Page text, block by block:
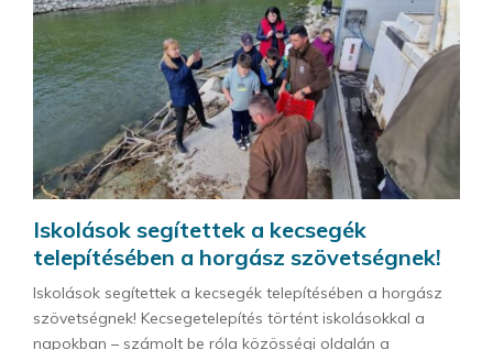
Iskolások segítettek a kecsegék
telepítésében a horgász szövetségnek!
Iskolások segítettek a kecsegék telepítésében a horgász
szövetségnek! Kecsegetelepítés történt iskolásokkal a
napokban – számolt be róla közösségi oldalán a